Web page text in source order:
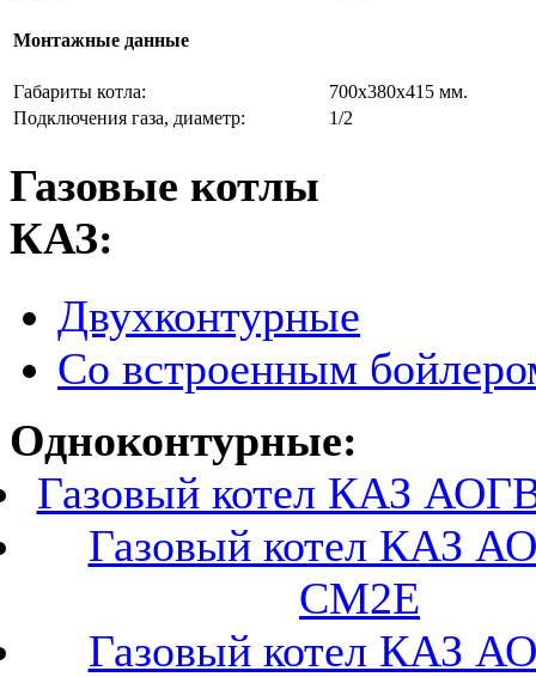
Монтажные данные
Габариты котла:
700х380х415 мм.
Подключения газа, диаметр:
1/2
Газовые котлы
КАЗ:
Двухконтурные
Со встроенным
Одноконтурные:
Газовый котел КАЗ
Газовый котел КАЗ
СМ2Е
Газовый котел КАЗ